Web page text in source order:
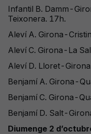
Infantil B. Damm-
Teixonera. 17h.
Aleví A. Girona-
Aleví C. Girona-La
Aleví D. Lloret-
Benjamí A. Girona-
Benjamí C. Girona-
Benjamí D. Salt-
Diumenge 2